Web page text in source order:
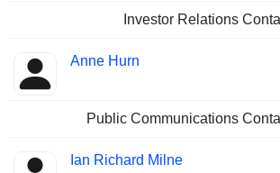
Investor Relations
Anne Hurn
Public Communications
Ian Richard Milne